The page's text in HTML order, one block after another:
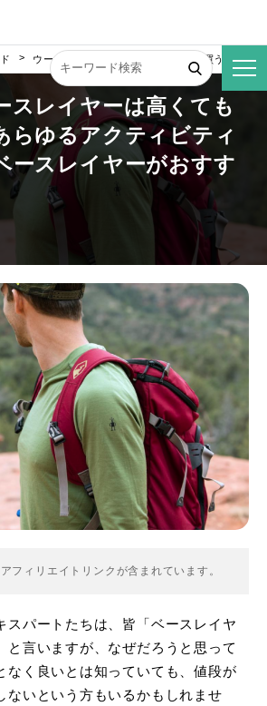
ウールのベースレイヤーは高くても買うべき！
スレイヤーは高くても
らゆるアクティビティ
ースレイヤーがおすす
フィリエイトリンクが含まれています。
スパートたちは、皆「ベースレイヤ
と言いますが、なぜだろうと思って
なく良いとは知っていても、値段が
ないという方もいるかもしれませ